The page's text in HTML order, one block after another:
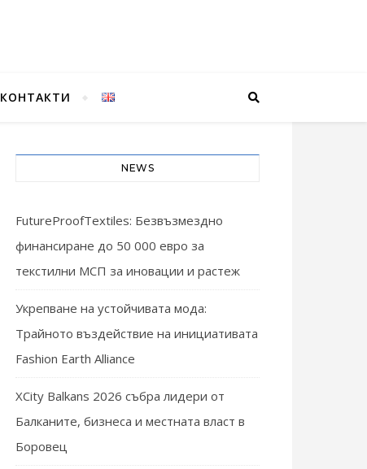
КОНТАКТИ
NEWS
FutureProofTextiles: Безвъзмездно
финансиране до 50 000 евро за
текстилни МСП за иновации и растеж
Укрепване на устойчивата мода:
Трайното въздействие на инициативата
Fashion Earth Alliance
XCity Balkans 2026 събра лидери от
Балканите, бизнеса и местната власт в
Боровец